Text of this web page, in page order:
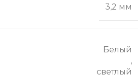
3,2 мм
Белый
,
светлый